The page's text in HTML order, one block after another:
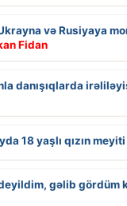
və Rusiyaya
Fidan
danışıqlarda
18 yaşlı qızın meyiti
deyildim, gəlib gördüm